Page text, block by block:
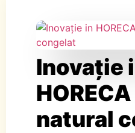
Inovație
natural